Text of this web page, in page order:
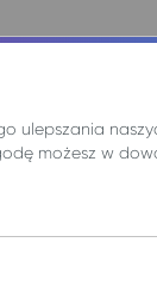
ulepszania
możesz w